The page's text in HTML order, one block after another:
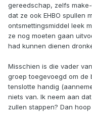
gereedschap, zelfs
dat ze ook EHBO spullen
ontsmettingsmiddel leek
ze nog moeten gaan
had kunnen dienen
Misschien is die vader
groep toegevoegd om de
tenslotte handig
niets van. Ik neem aan
zullen stappen? Dan